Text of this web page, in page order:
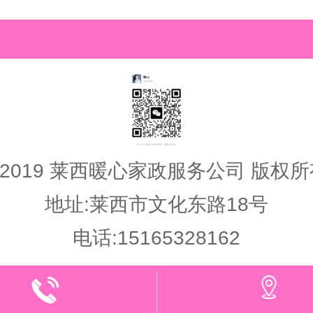
莱西暖心家政服务公司 版权所
地址:莱西市文化东路18号
电话:15165328162